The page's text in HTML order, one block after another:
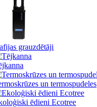
grauzdētāji
un termospudeles
ēdieni Ecotree